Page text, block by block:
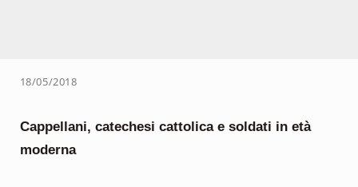
18/05/2018
Cappellani, catechesi cattolica e soldati in età
moderna